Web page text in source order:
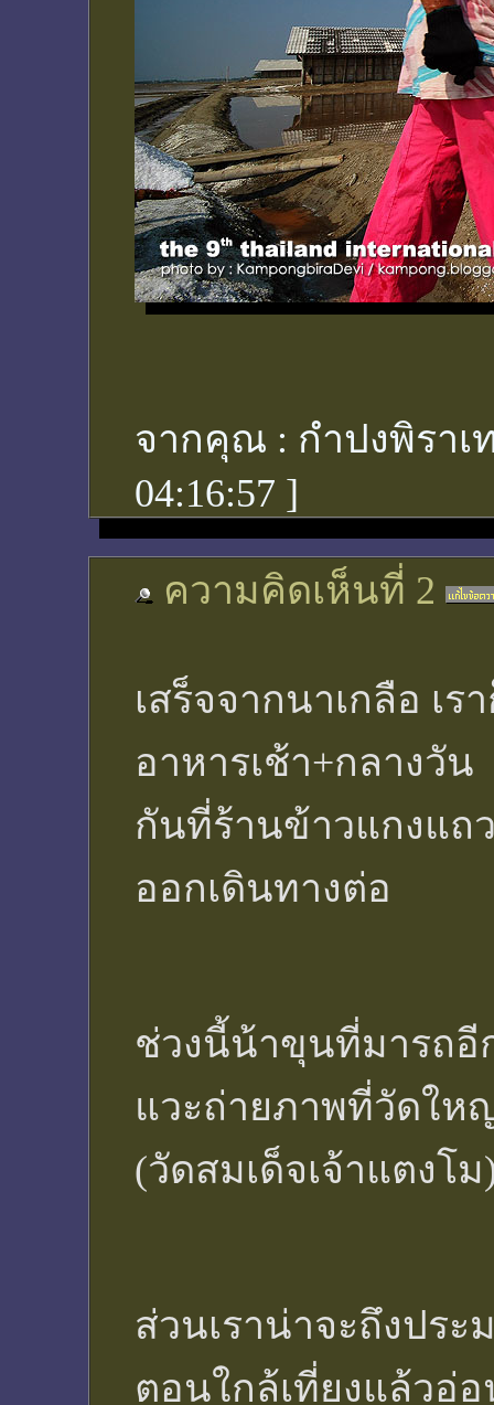
จากคุณ : กำปงพิราเ
04:16:57 ]
ความคิดเห็นที่ 2
เสร็จจากนาเกลือ เ
อาหารเช้า+กลางวัน
กันที่ร้านข้าวแกงแถ
ออกเดินทางต่อ
ช่วงนี้น้าขุนที่มารถอี
แวะถ่ายภาพที่วัดให
(วัดสมเด็จเจ้าแตงโ
ส่วนเราน่าจะถึงปร
ตอนใกล้เที่ยงแล้วอ่